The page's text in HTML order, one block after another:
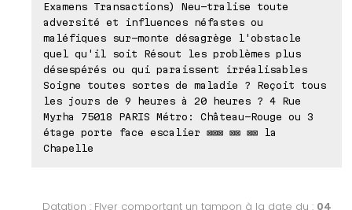
Examens Transactions) Neu-tralise toute
adversité et influences néfastes ou
maléfiques sur-monte désagrège l'obstacle
quel qu'il soit Résout les problèmes plus
désespérés ou qui paraissent irréalisables
Soigne toutes sortes de maladie ? Reçoit tous
les jours de 9 heures à 20 heures ? 4 Rue
Myrha 75018 PARIS Métro: Château-Rouge ou 3
étage porte face escalier ⊠⊠⊠ ⊠⊠ ⊠⊠ la
Chapelle
Datation : Flyer comportant un tampon à la date du : 04